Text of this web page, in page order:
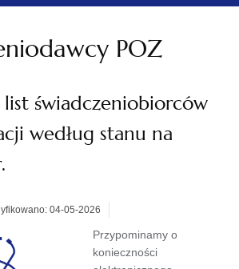
POZ
list świadczeniobiorców
według stanu na
04-05-2026
Przypominamy o
konieczności